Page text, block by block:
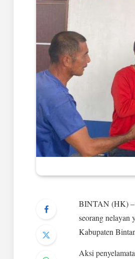
BINTAN (HK) –
seorang nelayan
Kabupaten
Aksi